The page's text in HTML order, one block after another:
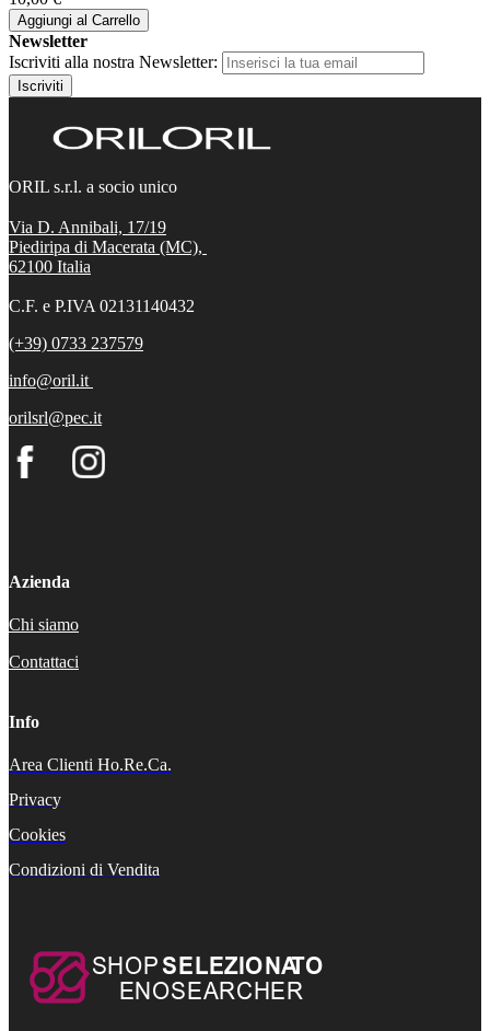
Aggiungi al Carrello
Newsletter
Iscriviti alla nostra Newsletter:
Iscriviti
ORIL s.r.l. a socio unico
Via D. Annibali, 17/19
Piediripa di Macerata (MC),
62100 Italia
C.F. e P.IVA 02131140432
(+39) 0733 237579
info@oril.it
orilsrl@pec.it
Azienda
Chi siamo
Contattaci
Info
Area Clienti Ho.Re.Ca.
Privacy
Cookies
Condizioni di Vendita